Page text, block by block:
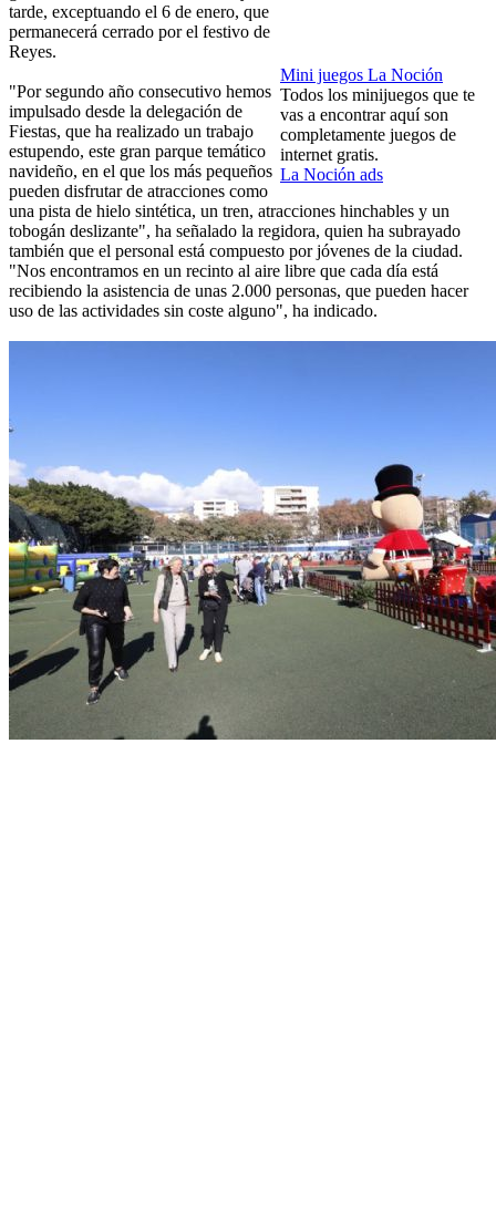
Mini juegos La Noción
Todos los minijuegos que te
vas a encontrar aquí son
completamente juegos de
internet gratis.
La Noción ads
tarde, exceptuando el 6 de enero, que
permanecerá cerrado por el festivo de
Reyes.
"Por segundo año consecutivo hemos
impulsado desde la delegación de
Fiestas, que ha realizado un trabajo
estupendo, este gran parque temático
navideño, en el que los más pequeños
pueden disfrutar de atracciones como
una pista de hielo sintética, un tren, atracciones hinchables y un
tobogán deslizante", ha señalado la regidora, quien ha subrayado
también que el personal está compuesto por jóvenes de la ciudad.
"Nos encontramos en un recinto al aire libre que cada día está
recibiendo la asistencia de unas 2.000 personas, que pueden hacer
uso de las actividades sin coste alguno", ha indicado.